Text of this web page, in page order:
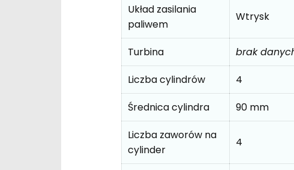
Układ zasilania
paliwem
Wtrysk
Turbina
brak
Liczba cylindrów
4
Średnica cylindra
90 mm
Liczba zaworów na
cylinder
4